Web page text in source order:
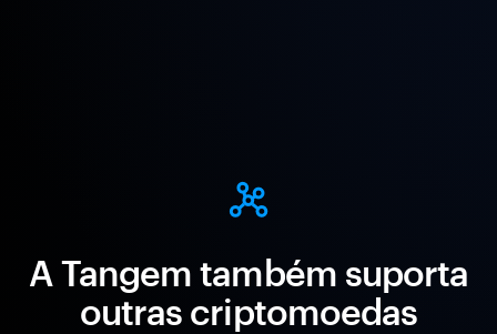
A Tangem também suporta
outras criptomoedas